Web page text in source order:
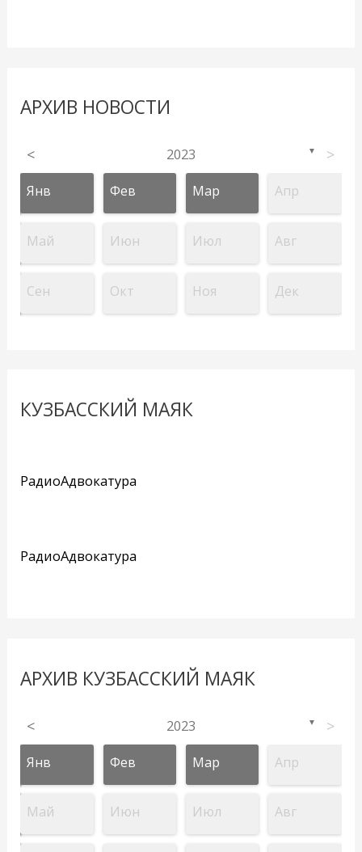
АРХИВ НОВОСТИ
< 2023 ▼ >
Янв Фев Мар Апр
Май Июн Июл Авг
Сен Окт Ноя Дек
КУЗБАССКИЙ МАЯК
РадиоАдвокатура
РадиоАдвокатура
АРХИВ КУЗБАССКИЙ МАЯК
< 2023 ▼ >
Янв Фев Мар Апр
Май Июн Июл Авг